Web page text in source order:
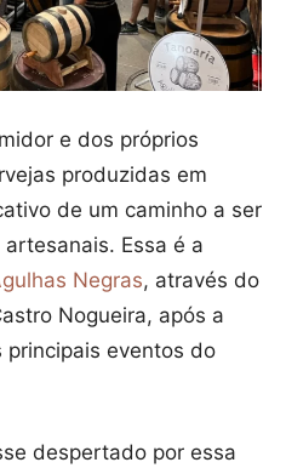
e dos próprios
produzidas em
de um caminho a ser
Essa é a
Negras, através do
Nogueira, após a
eventos do
despertado por essa